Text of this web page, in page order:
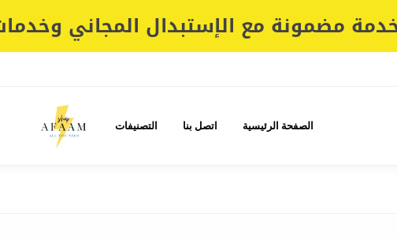
مضمونة مع الإستبدال المجاني
الصفحة الرئيسية اتصل بنا التصنيفات